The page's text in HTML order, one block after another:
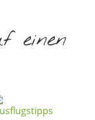
einen